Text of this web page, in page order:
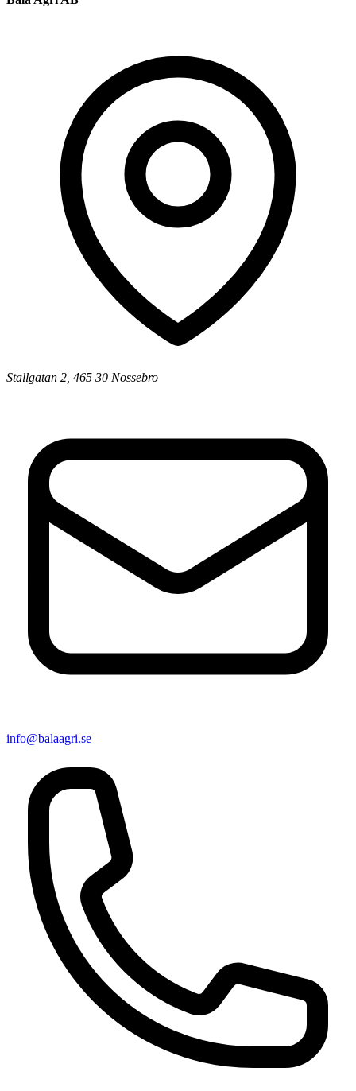
Stallgatan 2, 465 30 Nossebro
info@balaagri.se